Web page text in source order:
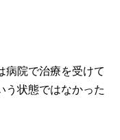
病院で治療を受けて
う状態ではなかった